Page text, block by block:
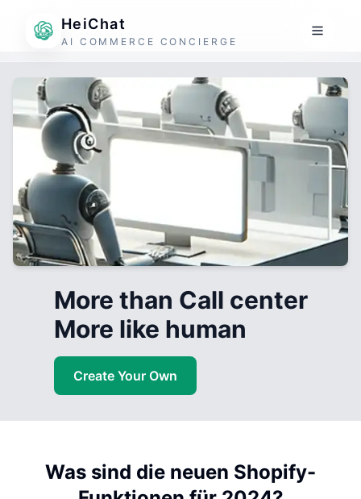
HeiChat
AI COMMERCE CONCIERGE
More than Call center
More like human
Create Your Own
Was sind die neuen Shopify-